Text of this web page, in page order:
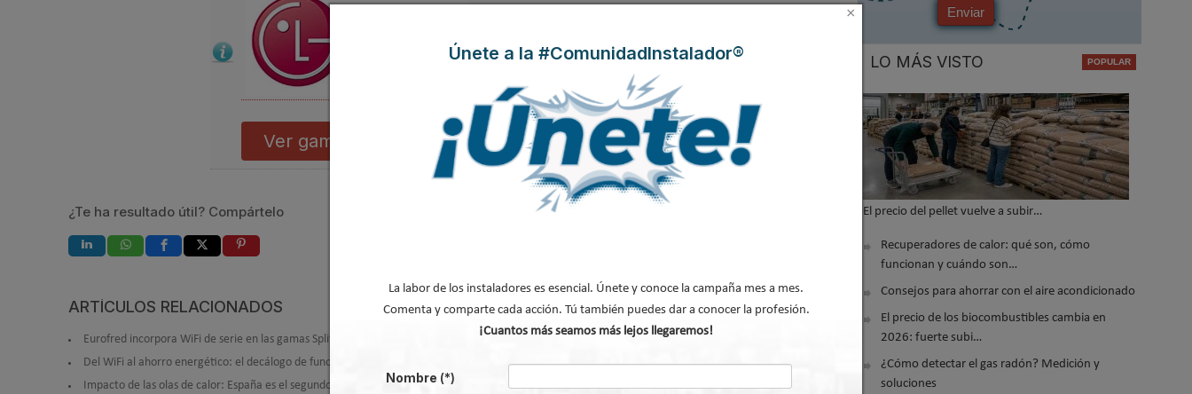
Ver gama climatización LG
Modificado por última vez enMiércoles, 20 Mayo 2026 14:38
¿Te ha resultado útil? Compártelo
ARTÍCULOS RELACIONADOS
Eurofred incorpora WiFi de serie en las gamas Split KM y KL de Fujitsu para una climatización más eficiente y cómoda
Del WiFi al ahorro energético: el decálogo de funciones inteligentes de Bosch para sacar el máximo partido a tu sistema de climatización
Impacto de las olas de calor: España es el segundo país de la UE que más energía consume en aire acondicionado
Enviar
LO MÁS VISTO
El precio del pellet vuelve a subir…
Recuperadores de calor: qué son, cómo
funcionan y cuándo son…
Consejos para ahorrar con el aire acondicionado
El precio de los biocombustibles cambia en
2026: fuerte subi…
¿Cómo detectar el gas radón? Medición y
soluciones
×
Únete a la #ComunidadInstalador®
La labor de los instaladores es esencial. Únete y conoce la campaña mes a mes.
Comenta y comparte cada acción. Tú también puedes dar a conocer la profesión.
¡Cuantos más seamos más lejos llegaremos!
Nombre (*)